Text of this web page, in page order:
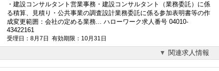
・ 建設コンサルタント営業事務・ 建設コンサルタント（業務委託）に係
る積算、見積り・公共事業の調査設計業務委託に係る参加表明書等の作
成変更範囲：会社の定める業務... ハローワーク求人番号 04010-
43422161
受理日：8月7日 有効期限：10月31日
関連求人情報